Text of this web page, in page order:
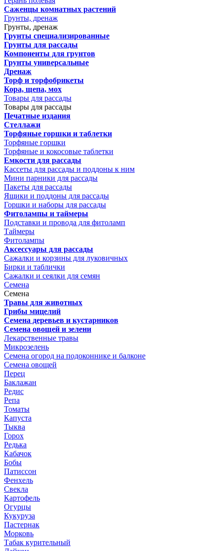
Саженцы комнатных растений
Грунты, дренаж
Грунты, дренаж
Грунты специализированные
Грунты для рассады
Компоненты для грунтов
Грунты универсальные
Дренаж
Торф и торфобрикеты
Кора, щепа, мох
Товары для рассады
Товары для рассады
Печатные издания
Стеллажи
Торфяные горшки и таблетки
Торфяные горшки
Торфяные и кокосовые таблетки
Емкости для рассады
Кассеты для рассады и поддоны к ним
Мини парники для рассады
Пакеты для рассады
Ящики и поддоны для рассады
Горшки и наборы для рассады
Фитолампы и таймеры
Подставки и провода для фитоламп
Таймеры
Фитолампы
Аксессуары для рассады
Сажалки и корзины для луковичных
Бирки и таблички
Сажалки и сеялки для семян
Семена
Семена
Травы для животных
Грибы мицелий
Семена деревьев и кустарников
Семена овощей и зелени
Лекарственные травы
Микрозелень
Семена огород на подоконнике и балконе
Семена овощей
Перец
Баклажан
Редис
Репа
Томаты
Капуста
Тыква
Горох
Редька
Кабачок
Бобы
Патиссон
Фенхель
Свекла
Картофель
Огурцы
Кукуруза
Пастернак
Морковь
Табак курительный